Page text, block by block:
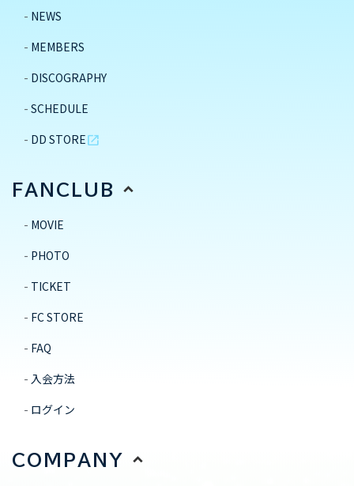
NEWS
MEMBERS
DISCOGRAPHY
SCHEDULE
DD STOREopen_in_new
FANCLUB
MOVIE
PHOTO
TICKET
FC STORE
FAQ
入会方法
ログイン
COMPANY